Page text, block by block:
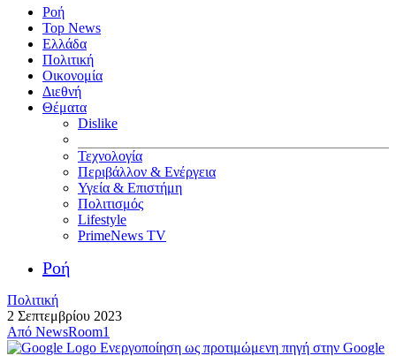
Ροή
Top News
Ελλάδα
Πολιτική
Οικονομία
Διεθνή
Θέματα
Dislike
Τεχνολογία
Περιβάλλον & Ενέργεια
Υγεία & Επιστήμη
Πολιτισμός
Lifestyle
PrimeNews TV
Ροή
Πολιτική
2 Σεπτεμβρίου 2023
Από NewsRoom1
Ενεργοποίηση ως προτιμώμενη πηγή στην Google